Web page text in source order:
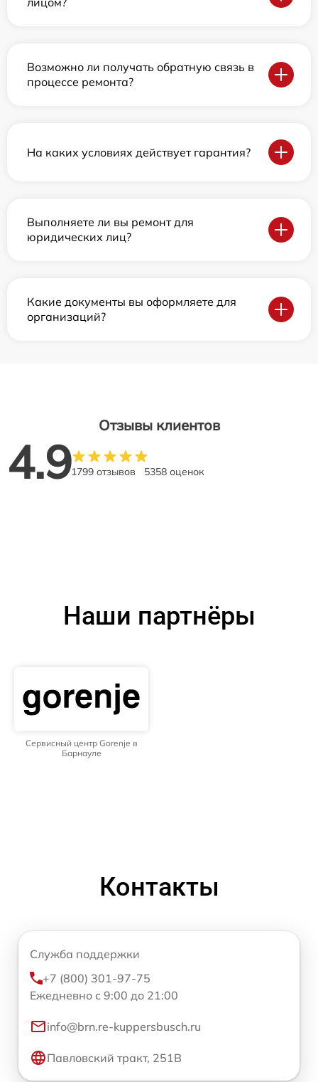
Возможно ли получать обратную связь в
процессе ремонта?
На каких условиях действует гарантия?
Выполняете ли вы ремонт для
юридических лиц?
Какие документы вы оформляете для
организаций?
Отзывы клиентов
4.91799 отзывов 5358 оценок
Наши партнёры
Сервисный центр Gorenje в
Барнауле
Контакты
Служба поддержки
+7 (800) 301-97-75
Ежедневно с 9:00 до 21:00
info@brn.re-kuppersbusch.ru
Павловский тракт, 251В